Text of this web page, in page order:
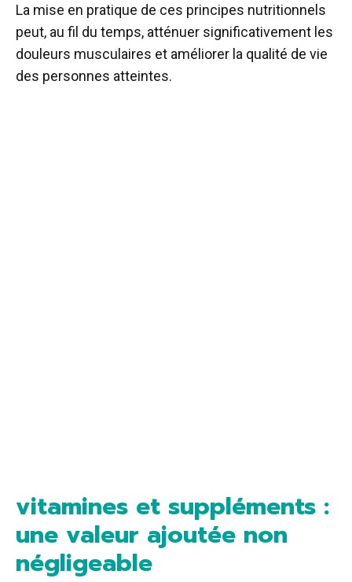
La mise en pratique de ces principes nutritionnels
peut, au fil du temps, atténuer significativement les
douleurs musculaires et améliorer la qualité de vie
des personnes atteintes.
vitamines et suppléments :
une valeur ajoutée non
négligeable